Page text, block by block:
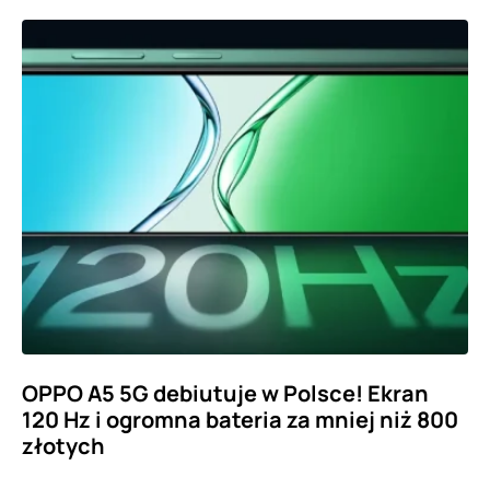
OPPO A5 5G debiutuje w Polsce! Ekran
120 Hz i ogromna bateria za mniej niż 800
złotych